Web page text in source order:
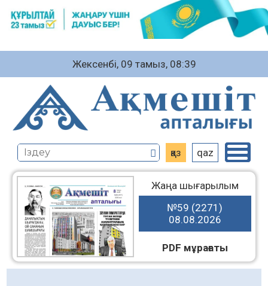
Жексенбі, 09 тамыз, 08:39
қаз qaz
Жаңа шығарылым
№59 (2271)
08.08.2026
PDF мұрағаты